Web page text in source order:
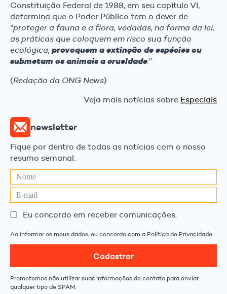
Constituição Federal de 1988, em seu capítulo VI,
determina que o Poder Público tem o dever de
“proteger a fauna e a flora, vedadas, na forma da lei,
as práticas que coloquem em risco sua função
ecológica, provoquem a extinção de espécies ou
submetam os animais a crueldade.”
(Redação da ONG News)
Veja mais notícias sobre Especiais
newsletter
Fique por dentro de todas as notícias com o nosso
resumo semanal.
Eu concordo em receber comunicações.
Ao informar os meus dados, eu concordo com a Política de Privacidade.
Cadastrar
Prometemos não utilizar suas informações de contato para enviar
qualquer tipo de SPAM.